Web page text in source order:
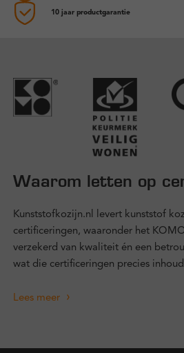
10 jaar productgarantie
Waarom letten op
Kunststofkozijn.nl levert kunststof
certificeringen, waaronder het
verzekerd van kwaliteit én een
wat die certificeringen precies
Lees meer